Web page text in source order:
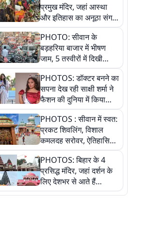
प्रमुख मंदिर, जहां आस्था
और इतिहास का अनूठा संगम,
तस्वीरों में जानिए
PHOTO: सीवान के
बड़हरिया बाजार में भीषण
जाम, 5 तस्वीरों में दिखी
अव्यवस्था
PHOTOS: डॉक्टर बनने का
सपना देख रही साक्षी शर्मा ने
फैशन की दुनिया में किया
कमाल,जानिए बेगूसराय की
बेटी ने कैसे दी अपने सपनों
को उड़ान
PHOTOS : सीवान में स्वत:
प्रकट शिवलिंग, विशाल
कमलदह सरोवर, ऐतिहासिक
महेंद्रनाथ मंदिर और घंटाघर
की कहानी, तस्वीरों में देखिए
PHOTOS: बिहार के 4
प्रसिद्ध मंदिर, जहां दर्शन के
लिए देशभर से आते हैं
श्रद्धालु, जानिए इनकी